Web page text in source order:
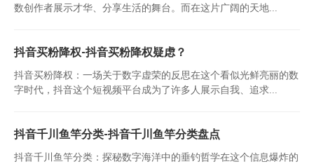
数创作者展示才华、分享生活的舞台。而在这片广阔的天地...
抖音买粉降权-抖音买粉降权疑虑？
抖音买粉降权：一场关于数字虚荣的反思在这个看似光鲜亮丽的数
字时代，抖音这个短视频平台成为了许多人展示自我、追求...
抖音千川鱼竿分类-抖音千川鱼竿分类盘点
抖音千川鱼竿分类：探秘数字海洋中的垂钓哲学在这个信息爆炸的